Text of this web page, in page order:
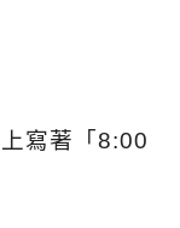
寫著「8:00